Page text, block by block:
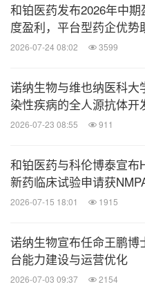
和铂医药发布2026年中
度盈利，平台型药企优势
2026-07-24 08:02 3599
诺纳生物与维也纳医科
染性疾病的全人源抗体开
2026-07-23 08:55 911
和铂医药与科伦博泰宣布
新药临床试验申请获
2026-07-15 18:01 1915
诺纳生物宣布任命王鹏
台能力建设与运营优化
2026-07-03 09:37 2154